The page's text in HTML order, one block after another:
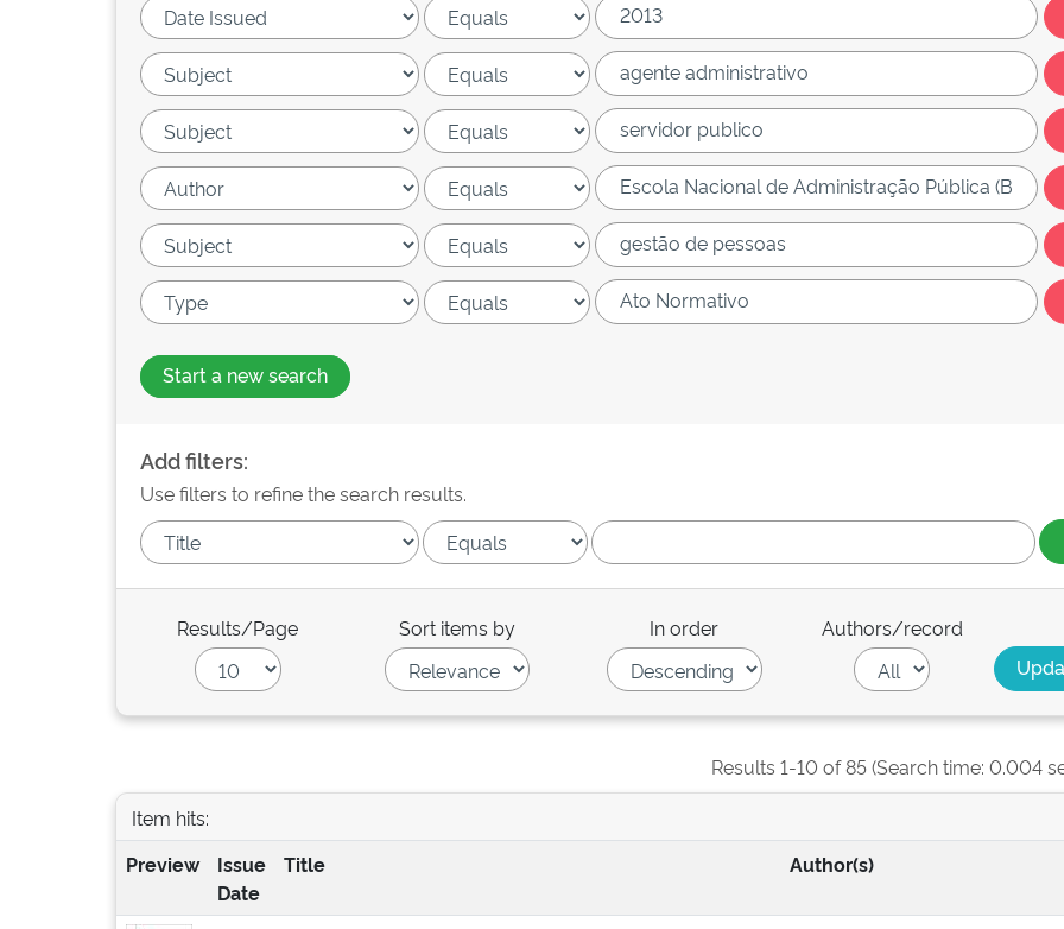
Start a new search
Add filters:
Use filters to refine the search results.
Results/Page Sort items by In order Authors/record
Results 1-10 of 85 (Search time: 0.004
Item hits:
Preview
Issue
Date
Title Author(s)